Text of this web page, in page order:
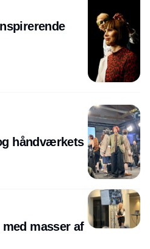
håndværkets
masser af